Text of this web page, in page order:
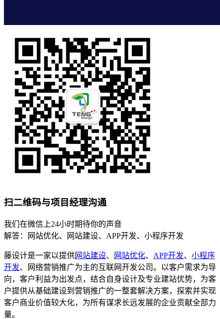
扫二维码与项目经理沟通
我们在微信上24小时期待你的声音
解答：网站优化、网站建设、APP开发、小程序开发
藤设计是一家以提供网站建设、 网站优化、 APP开发、 小程序
开发、网络营销推广为主的互联网开发公司。以客户需求为导
向，客户利益为出发点，结合自身设计及专业建站优势，为客
户提供从基础建设到营销推广的一整套解决方案，探索并实现
客户商业价值较大化，为所有谋求长远发展的企业贡献全部力
量。